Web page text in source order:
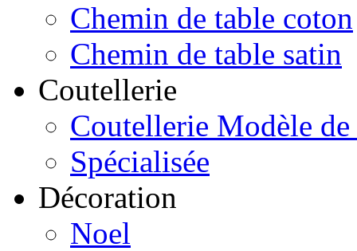
Chemin de table coton
Chemin de table satin
Coutellerie
Coutellerie Modèle de
Spécialisée
Décoration
Noel